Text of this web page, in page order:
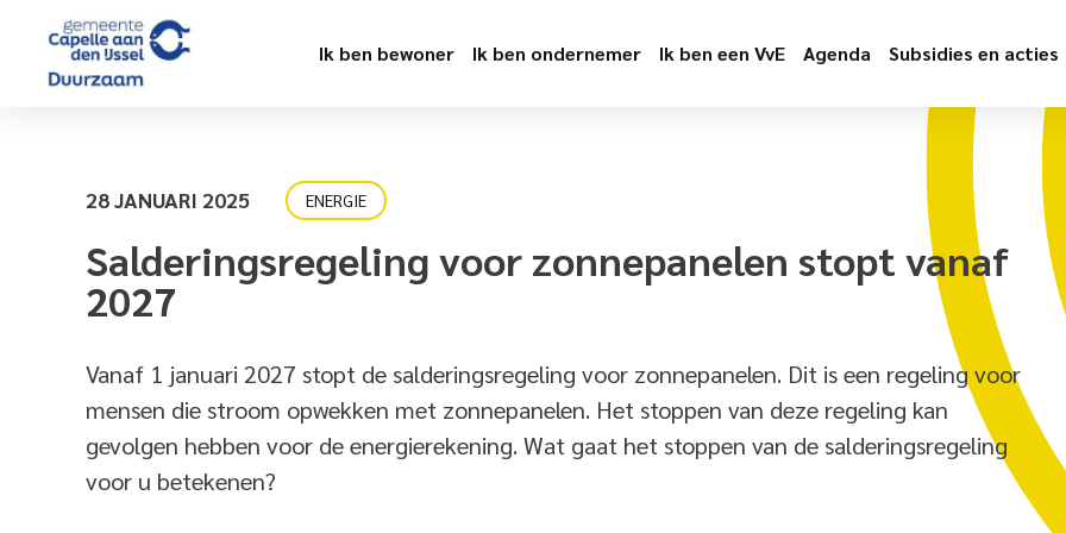
Ik ben bewoner Ik ben ondernemer Ik ben een VvE Agenda Subsidies en acties
28 JANUARI 2025 ENERGIE
Salderingsregeling voor zonnepanelen stopt vanaf
2027
Vanaf 1 januari 2027 stopt de salderingsregeling voor zonnepanelen. Dit is een regeling voor
mensen die stroom opwekken met zonnepanelen. Het stoppen van deze regeling kan
gevolgen hebben voor de energierekening. Wat gaat het stoppen van de salderingsregeling
voor u betekenen?